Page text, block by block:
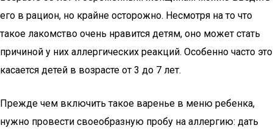
его в рацион, но крайне осторожно. Несмотря на то что
такое лакомство очень нравится детям, оно может стать
причиной у них аллергических реакций. Особенно часто это
касается детей в возрасте от 3 до 7 лет.
Прежде чем включить такое варенье в меню ребенка,
нужно провести своеобразную пробу на аллергию: дать